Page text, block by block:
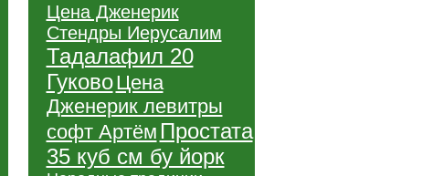
Цена Дженерик
Стендры Иерусалим
Тадалафил 20
ГуковоЦена
Дженерик левитры
софт Артём Простата
35 куб см бу йорк